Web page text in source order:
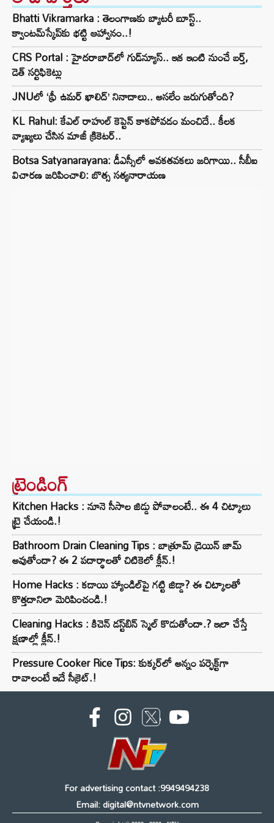
Bhatti Vikramarka : తెలంగాణకు బ్యాటరీ బూస్ట్..
క్వాంటమ్‌స్కేప్‌కు భట్టి ఆహ్వానం..!
CRS Portal : హైదరాబాద్‌లో గుడ్‌న్యూస్.. ఇక ఇంటి నుంచే బర్త్,
డెత్ సర్టిఫికెట్లు
JNUలో ‘ఫ్రీ ఉమర్ ఖాలిద్’ నినాదాలు.. అసలేం జరుగుతోంది?
KL Rahul: కేఎల్ రాహుల్ కెప్టెన్ కాకపోవడం మంచిదే.. కీలక
వ్యాఖ్యలు చేసిన మాజీ క్రికెటర్..
Botsa Satyanarayana: డీఎస్సీలో అవకతవకలు జరిగాయి.. సీబీఐ
విచారణ జరిపించాలి: బొత్స సత్యనారాయణ
ట్రెండింగ్‌
Kitchen Hacks : నూనె సీసాల జిడ్డు పోవాలంటే.. ఈ 4 చిట్కాలు
ట్రై చేయండి.!
Bathroom Drain Cleaning Tips : బాత్రూమ్ డ్రెయిన్ జామ్
అవుతోందా? ఈ 2 పదార్థాలతో చిటికెలో క్లీన్.!
Home Hacks : కడాయి హ్యాండిల్‌పై గట్టి జిడ్డా? ఈ చిట్కాలతో
కొత్తదానిలా మెరిపించండి.!
Cleaning Hacks : కిచెన్ డస్ట్‌బిన్ స్మెల్ కొడుతోందా.? ఇలా చేస్తే
క్షణాల్లో క్లీన్.!
Pressure Cooker Rice Tips: కుక్కర్‌లో అన్నం పర్ఫెక్ట్‌గా
రావాలంటే ఇదే సీక్రెట్.!
For advertising contact :9949494238
Email: digital@ntvnetwork.com